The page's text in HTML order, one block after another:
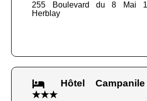
255 Boulevard du 8 Mai
Herblay
Hôtel
★★★